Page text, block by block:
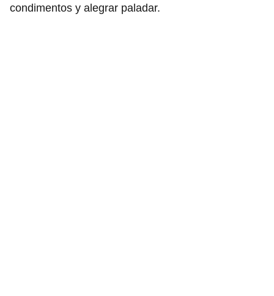
condimentos y alegrar paladar.